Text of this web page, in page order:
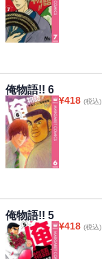
俺物語!! 6
¥418 (税込)
俺物語!! 5
¥418 (税込)